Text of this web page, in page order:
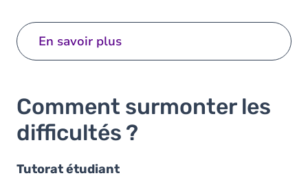
En savoir plus
Comment surmonter les
difficultés ?
Tutorat étudiant